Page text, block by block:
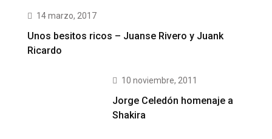
14 marzo, 2017
Unos besitos ricos – Juanse Rivero y Juank
Ricardo
10 noviembre, 2011
Jorge Celedón homenaje a
Shakira